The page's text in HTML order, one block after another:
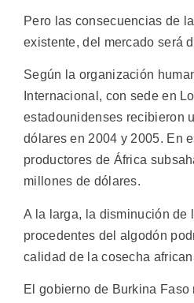
Pero las consecuencias de
existente, del mercado será
Según la organización
Internacional, con sede en
estadounidenses recibieron
dólares en 2004 y 2005. En
productores de África
millones de dólares.
A la larga, la disminución de
procedentes del algodón
calidad de la cosecha
El gobierno de Burkina